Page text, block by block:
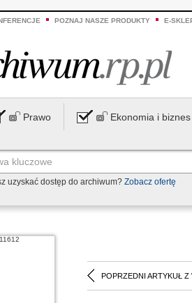
POZNAJ NASZE PRODUKTY E-
Prawo Ekonomia i biznes
uzyskać dostęp do archiwum? Zobacz ofertę
POPRZEDNI ARTYKUŁ Z